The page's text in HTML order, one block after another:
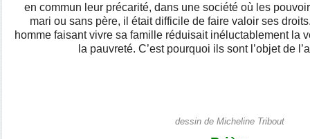
en commun leur précarité, dans une société où les
mari ou sans père, il était difficile de faire valoir ses
homme faisant vivre sa famille réduisait inéluctablement la
la pauvreté. C’est pourquoi ils sont l’objet de
dessin de Micheline Tribout